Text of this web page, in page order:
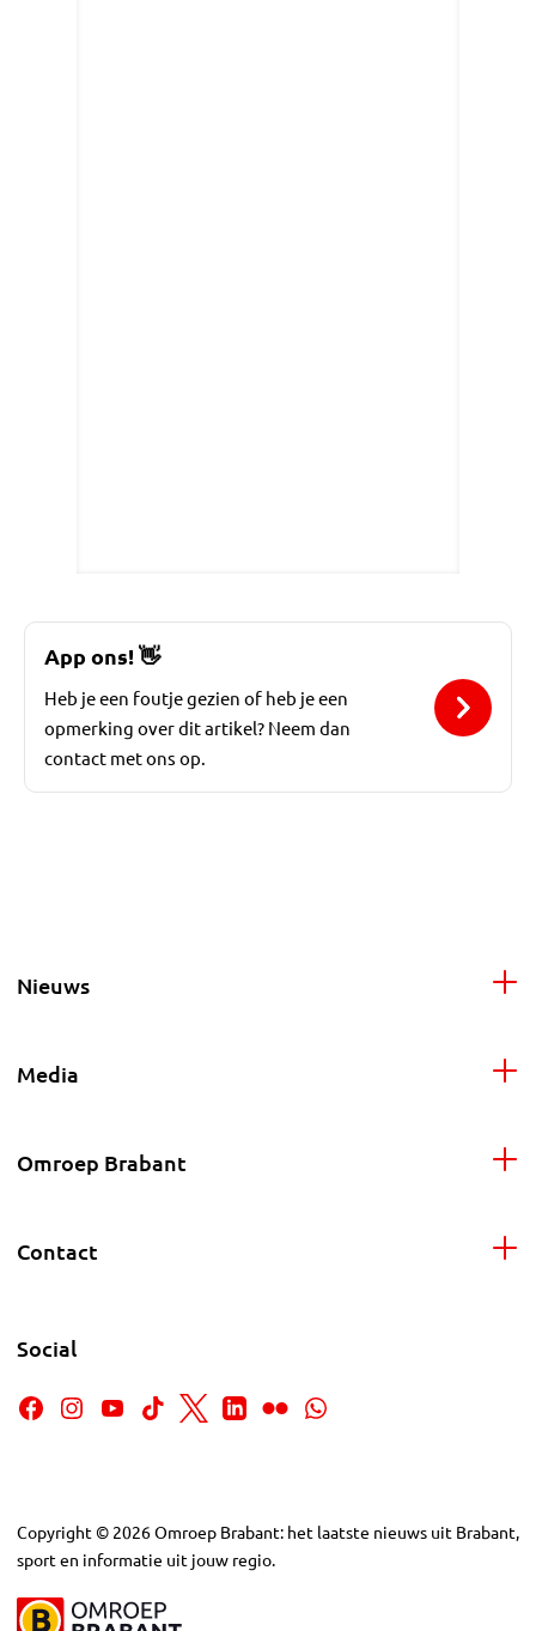
App ons!👋
Heb je een foutje gezien of heb je een
opmerking over dit artikel? Neem dan
contact met ons op.
Nieuws
Media
Omroep Brabant
Contact
Social
Copyright © 2026Omroep Brabant: het laatste nieuws uit Brabant,
sport en informatie uit jouw regio.